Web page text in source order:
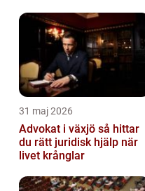
31 maj 2026
Advokat i växjö så hittar
du rätt juridisk hjälp när
livet krånglar